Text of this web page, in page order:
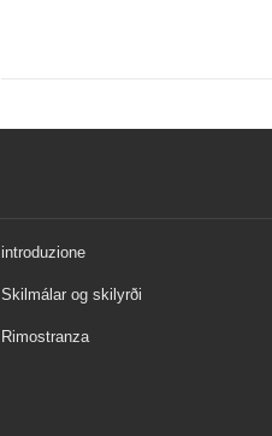
introduzione
Skilmálar og skilyrði
Rimostranza